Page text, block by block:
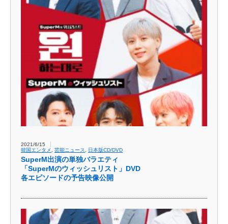
2021/6/15
韓国エンタメ
芸能ニュース 日本版CD/DVD
SuperM出演の単独バラエティ
「SuperMのウィッシュリスト」DVD
各エピソードの予告映像公開